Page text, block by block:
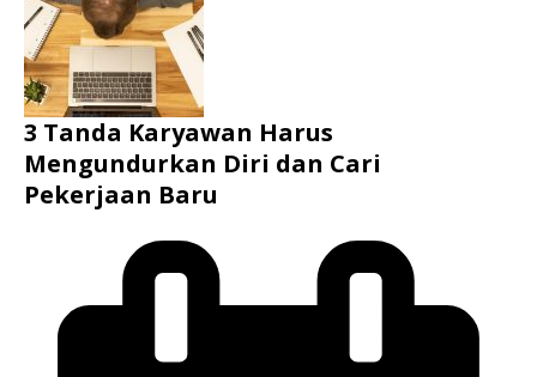
3 Tanda Karyawan Harus
Mengundurkan Diri dan Cari
Pekerjaan Baru